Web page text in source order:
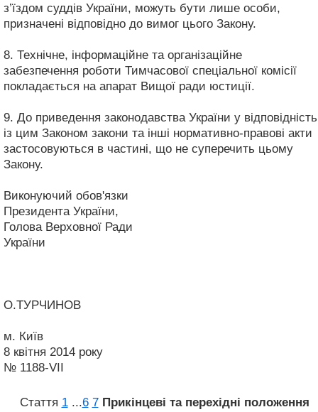
з’їздом суддів України, можуть бути лише особи,
призначені відповідно до вимог цього Закону.
8. Технічне, інформаційне та організаційне
забезпечення роботи Тимчасової спеціальної комісії
покладається на апарат Вищої ради юстиції.
9. До приведення законодавства України у відповідність
із цим Законом закони та інші нормативно-правові акти
застосовуються в частині, що не суперечить цьому
Закону.
Виконуючий обов'язки
Президента України,
Голова Верховної Ради
України
О.ТУРЧИНОВ
м. Київ
8 квітня 2014 року
№ 1188-VII
Стаття 1 ...6 7 Прикінцеві та перехідні положення